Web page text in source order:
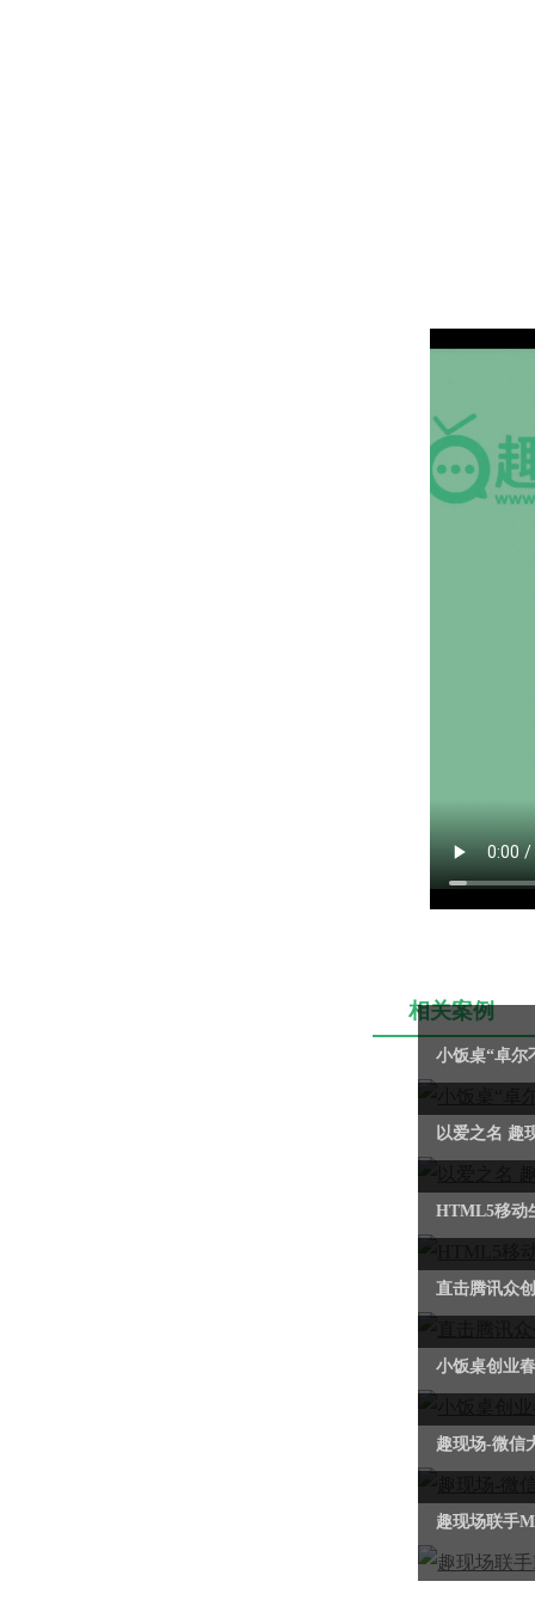
相关案例
小饭桌“卓尔
以爱之名 趣
HTML5移动
直击腾讯众
小饭桌创业
趣现场-微信
趣现场联手